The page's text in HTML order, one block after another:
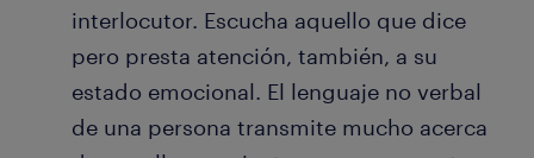
interlocutor. Escucha aquello que dice
pero presta atención, también, a su
estado emocional. El lenguaje no verbal
de una persona transmite mucho acerca